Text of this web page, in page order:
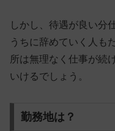
しかし、待遇が良い分
うちに辞めていく人も
所は無理なく仕事が続
いけるでしょう。
勤務地は？